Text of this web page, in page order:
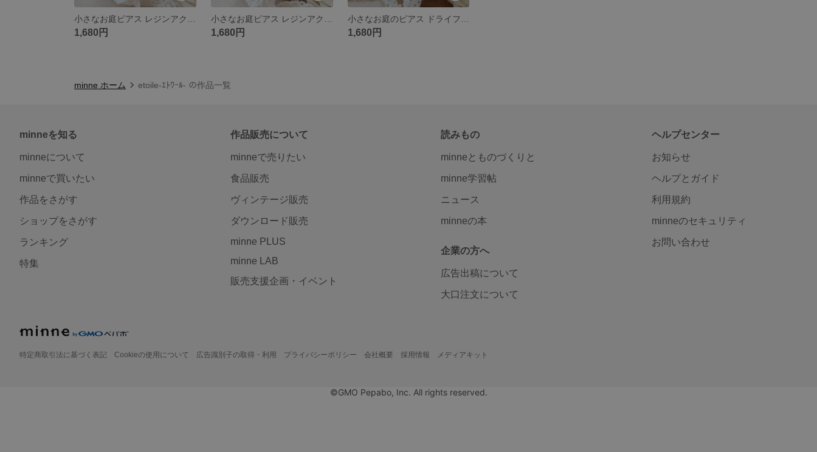
1,680円 1,680円 1,680円
minne ホーム etoile-ｴﾄﾜｰﾙ- の作品一覧
minneを知る
minneについて
minneで買いたい
作品をさがす
ショップをさがす
ランキング
特集
作品販売について
minneで売りたい
食品販売
ヴィンテージ販売
ダウンロード販売
minne PLUS
minne LAB
販売支援企画・イベント
読みもの
minneとものづくりと
minne学習帖
ニュース
minneの本
企業の方へ
広告出稿について
大口注文について
ヘルプセンター
お知らせ
ヘルプとガイド
利用規約
minneのセキュリティ
お問い合わせ
特定商取引法に基づく表記 Cookieの使用について 広告識別子の取得・利用 プライバシーポリシー 会社概要 採用情報 メディアキット
©GMO Pepabo, Inc. All rights reserved.